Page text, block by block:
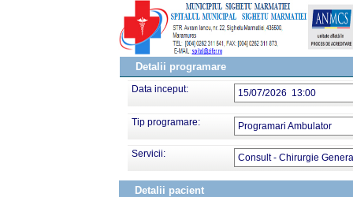
Detalii programare
Data inceput: 15/07/2026 13:00
Tip programare: Programari Ambulator
Servicii: Consult - Chirurgie
Detalii pacient